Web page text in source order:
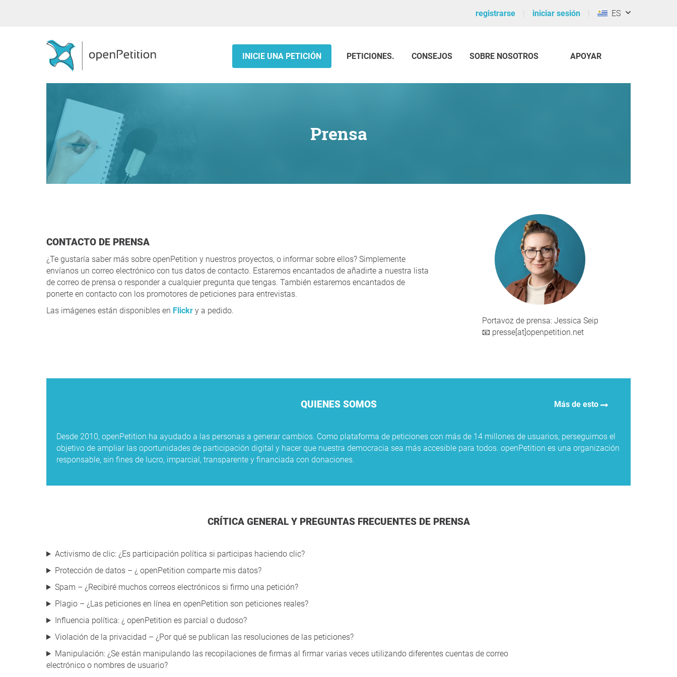
registrarse iniciar sesión ES
INICIE UNA PETICIÓN PETICIONES. CONSEJOS SOBRE NOSOTROS APOYAR
Prensa
CONTACTO DE PRENSA
¿Te gustaría saber más sobre openPetition y nuestros proyectos, o informar sobre ellos? Simplemente
envíanos un correo electrónico con tus datos de contacto. Estaremos encantados de añadirte a nuestra lista
de correo de prensa o responder a cualquier pregunta que tengas. También estaremos encantados de
ponerte en contacto con los promotores de peticiones para entrevistas.
Las imágenes están disponibles en Flickr y a pedido.
Portavoz de prensa: Jessica Seip
📧 presse[at]openpetition.net
QUIENES SOMOS Más de esto
Desde 2010, openPetition ha ayudado a las personas a generar cambios. Como plataforma de peticiones con más de 14 millones de usuarios, perseguimos el
objetivo de ampliar las oportunidades de participación digital y hacer que nuestra democracia sea más accesible para todos. openPetition es una organización
responsable, sin fines de lucro, imparcial, transparente y financiada con donaciones.
CRÍTICA GENERAL Y PREGUNTAS FRECUENTES DE PRENSA
Activismo de clic: ¿Es participación política si participas haciendo clic?
Protección de datos – ¿ openPetition comparte mis datos?
Spam – ¿Recibiré muchos correos electrónicos si firmo una petición?
Plagio – ¿Las peticiones en línea en openPetition son peticiones reales?
Influencia política: ¿ openPetition es parcial o dudoso?
Violación de la privacidad – ¿Por qué se publican las resoluciones de las peticiones?
Manipulación: ¿Se están manipulando las recopilaciones de firmas al firmar varias veces utilizando diferentes cuentas de correo
electrónico o nombres de usuario?